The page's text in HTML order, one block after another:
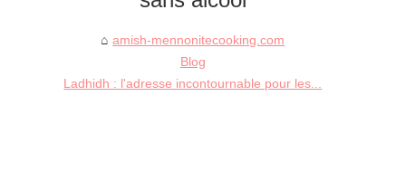
amish-mennonitecooking.com
Blog
Ladhidh : l'adresse incontournable pour les...